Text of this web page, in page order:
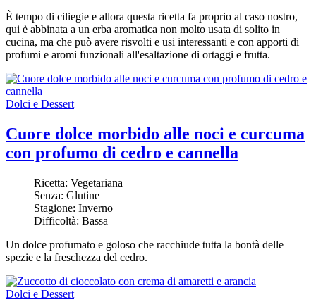
È tempo di ciliegie e allora questa ricetta fa proprio al caso nostro,
qui è abbinata a un erba aromatica non molto usata di solito in
cucina, ma che può avere risvolti e usi interessanti e con apporti di
profumi e aromi funzionali all'esaltazione di ortaggi e frutta.
Dolci e Dessert
Cuore dolce morbido alle noci e curcuma
con profumo di cedro e cannella
Ricetta: Vegetariana
Senza: Glutine
Stagione: Inverno
Difficoltà: Bassa
Un dolce profumato e goloso che racchiude tutta la bontà delle
spezie e la freschezza del cedro.
Dolci e Dessert